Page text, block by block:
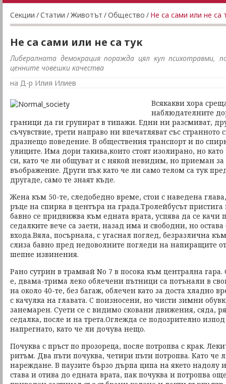
Секции /Статии /Животът /Общество / Не са сами или не са
Не са сами или не са тук
Либералната демокрация поражда цял куп психотравми,
ценните човешки качествa
на Д-р Илия Илиев
Всякакви хора
наблюдателните
граници да ги групират в типажи. Едни ни разсмиват,
съчувствие, трети направо ни впечатляват със странното
дразнещо поведение. В обществения транспорт и по
улиците. Има дори такива,които стоят изолирано, но
си, като че ли общуват и с някой невидим, но приеман
въображение. Други пък като че ли само телом са тук
другаде, само те знаят къде.
Жена към 50-те, следобедно време, стои с наведена
ръце на спирка в центъра на града.Тролейбусът
бавно се придвижва към едната врата, успява да се качи
седалките вече са заети, назад има и свободни, но
входа.Вяла, посърнала, с угаснал поглед, безразлична
слиза бавно пред недоволните погледи на напиращите
шепне извинения.
Рано сутрин в трамвай No 7 в посока към централна
е, двама-трима леко облечени пътници са потънали в
на около 40-те, без багаж, облечен като за доста хладно
с качулка на главата. С поизносени, но чисти зимни
занемарен. Суети се с видимо сковани движения, сяда,
седалка, после и на трета.Оглежда се подозрително
напрегнато, като че ли дочува нещо.
Почуква с пръст по прозореца, после потропва с крак.
ритъм. Два пъти почуква, четири пъти потропва. Като че
нареждане. В паузите бързо дърпа ципа на якето надолу
става и отива до едната врата, пак почуква и потропва